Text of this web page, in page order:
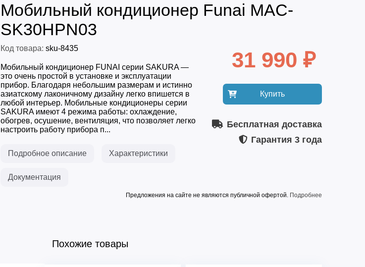
Мобильный кондиционер Funai MAC-
SK30HPN03
Код товара: sku-8435
Мобильный кондиционер FUNAI серии SAKURA —
это очень простой в установке и эксплуатации
прибор. Благодаря небольшим размерам и истинно
азиатскому лаконичному дизайну легко впишется в
любой интерьер. Мобильные кондиционеры серии
SAKURA имеют 4 режима работы: охлаждение,
обогрев, осушение, вентиляция, что позволяет легко
настроить работу прибора п...
Подробное описание Характеристики
Документация
31 990 ₽
Купить
Бесплатная доставка
Гарантия 3 года
Предложения на сайте не являются публичной офертой. Подробнее
Похожие товары